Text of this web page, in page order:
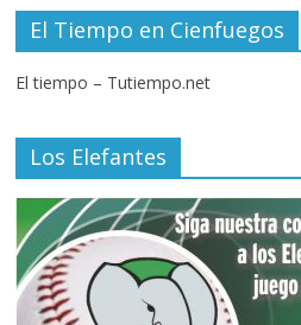
El Tiempo en Cienfuegos
El tiempo – Tutiempo.net
Los Elefantes